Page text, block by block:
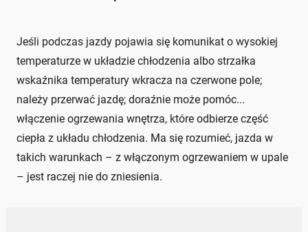
Jeśli podczas jazdy pojawia się komunikat o wysokiej
temperaturze w układzie chłodzenia albo strzałka
wskaźnika temperatury wkracza na czerwone pole;
należy przerwać jazdę; doraźnie może pomóc...
włączenie ogrzewania wnętrza, które odbierze część
ciepła z układu chłodzenia. Ma się rozumieć, jazda w
takich warunkach – z włączonym ogrzewaniem w upale
– jest raczej nie do zniesienia.